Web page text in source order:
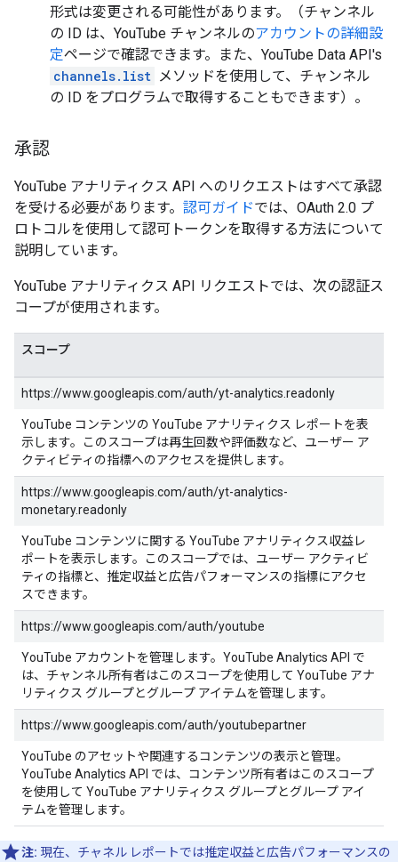
形式は変更される可能性があります。（チャンネル
の ID は、YouTube チャンネルのアカウントの詳細設
定ページで確認できます。また、 YouTube Data API's
channels.list メソッドを使用して、チャンネル
の ID をプログラムで取得することもできます）。
承認
YouTube アナリティクス API へのリクエストはすべて承認
を受ける必要があります。 認可ガイドでは、OAuth 2.0 プ
ロトコルを使用して認可トークンを取得する方法について
説明しています。
YouTube アナリティクス API リクエストでは、次の認証ス
コープが使用されます。
スコープ
https://www.googleapis.com/auth/yt-analytics.readonly
YouTube コンテンツの YouTube アナリティクス レポートを表
示します。このスコープは再生回数や評価数など、ユーザー ア
クティビティの指標へのアクセスを提供します。
https://www.googleapis.com/auth/yt-analytics-
monetary.readonly
YouTube コンテンツに関する YouTube アナリティクス収益レ
ポートを表示します。このスコープでは、ユーザー アクティビ
ティの指標と、推定収益と広告パフォーマンスの指標にアクセ
スできます。
https://www.googleapis.com/auth/youtube
YouTube アカウントを管理します。YouTube Analytics API で
は、チャンネル所有者はこのスコープを使用して YouTube アナ
リティクス グループとグループ アイテムを管理します。
https://www.googleapis.com/auth/youtubepartner
YouTube のアセットや関連するコンテンツの表示と管理。
YouTube Analytics API では、コンテンツ所有者はこのスコープ
を使用して YouTube アナリティクス グループとグループ アイ
テムを管理します。
注: 現在、チャネル レポートでは推定収益と広告パフォーマンスの